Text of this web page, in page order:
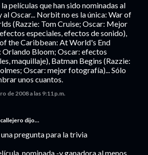
películas que han sido nominadas al
al Oscar... Norbit no es la única: War of
(Razzie: Tom Cruise; Oscar: Mejor
especiales, efectos de sonido),
the Caribbean: At World's End
Orlando Bloom; Oscar: efectos
maquillaje), Batman Begins (Razzie:
Oscar: mejor fotografía)... Sólo
unos cuantos.
de 2008 a las 9:11 p.m.
dijo…
pregunta para la trivia
nominada -y ganadora al menos